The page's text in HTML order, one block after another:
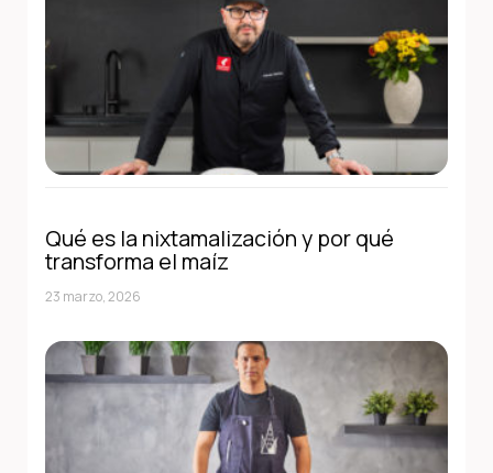
Qué es la nixtamalización y por qué
transforma el maíz
23 marzo, 2026